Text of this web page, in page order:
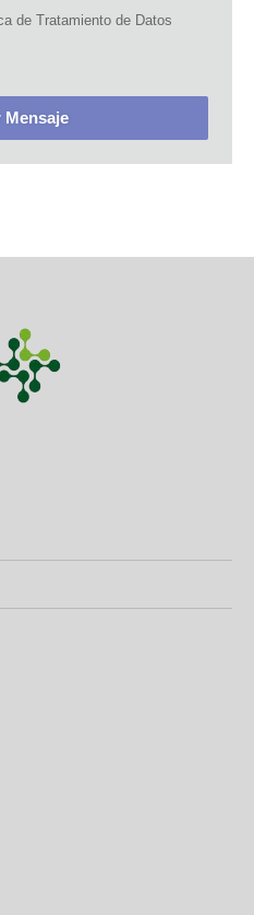
de Tratamiento de Datos
Mensaje